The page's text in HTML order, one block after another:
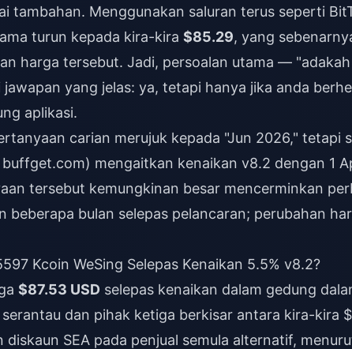
tambahan. Menggunakan saluran terus seperti
turun kepada kira-kira $85.29, yang
harga tersebut. Jadi, persoalan utama —
yang jelas: ya, tetapi hanya jika anda
aplikasi.
carian merujuk kepada "Jun 2026," tetapi
mengaitkan kenaikan v8.2 dengan 1
tersebut kemungkinan besar mencerminkan
beberapa bulan selepas pelancaran; perubahan
Kcoin WeSing Selepas Kenaikan 5.5% v8.2?
$87.53 USD selepas kenaikan dalam gedung
dan pihak ketiga berkisar antara kira-kira
diskaun SEA pada penjual semula alternatif,